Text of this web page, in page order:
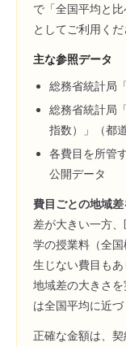
で「全国平均と
としてご利用くだ
主な参照データ
総務省統計局
総務省統計局
指数）」（都
各費目を所管
公開データ
費目ごとの地域差
差が大きい一方
学の授業料（全
生じない費目も
地域差の大きさ
は全国平均に近づ
正確な金額は、